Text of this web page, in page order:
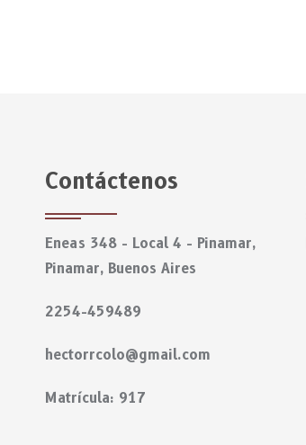
Contáctenos
Eneas 348 - Local 4 - Pinamar,
Pinamar, Buenos Aires
2254-459489
hectorrcolo@gmail.com
Matrícula: 917